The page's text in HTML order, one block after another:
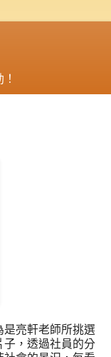
亮軒老師所挑選
子，透過社員的分